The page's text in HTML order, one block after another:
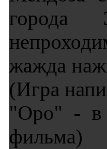
города
жажда
(Игра
"Оро" - в
фильма)